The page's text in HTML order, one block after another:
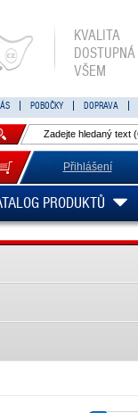
KVALITA
DOSTUPNÁ
VŠEM
POBOČKY DOPRAVA
Přihlášení
PRODUKTŮ